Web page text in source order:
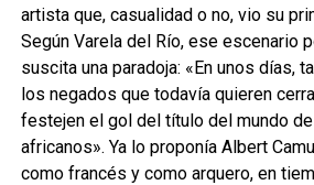
artista que, casualidad o no, vio su
Según Varela del Río, ese escenario
suscita una paradoja: «En unos días,
los negados que todavía quieren
festejen el gol del título del mundo
africanos». Ya lo proponía Albert
como francés y como arquero, en